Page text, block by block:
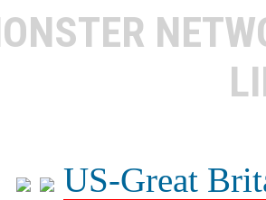
US-Great